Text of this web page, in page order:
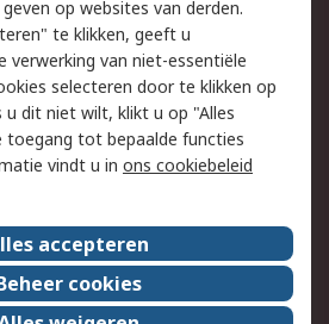
Email veiligheid
Websitevoorwaarden
Over ons
Werken bij RS
op websites van derden.
te klikken, geeft u
van niet-essentiële
selecteren door te klikken op
u dit niet wilt, klikt u op "Alles
toegang tot bepaalde functies
vindt u in ons cookiebeleid
accepteren
cookies